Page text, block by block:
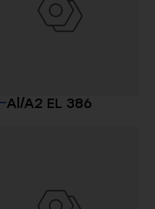
Al/A2 EL 386